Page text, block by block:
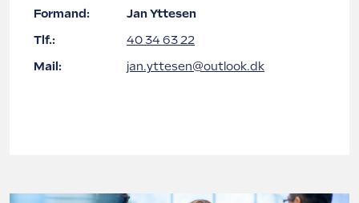
Formand: Jan Yttesen
Tlf.: 40 34 63 22
Mail: jan.yttesen@outlook.dk